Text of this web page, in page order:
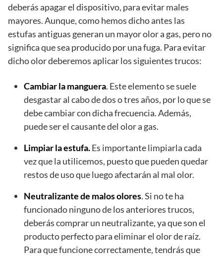
deberás apagar el dispositivo, para evitar males
mayores. Aunque, como hemos dicho antes las
estufas antiguas generan un mayor olor a gas, pero no
significa que sea producido por una fuga. Para evitar
dicho olor deberemos aplicar los siguientes trucos:
Cambiar la manguera. Este elemento se suele
desgastar al cabo de dos o tres años, por lo que se
debe cambiar con dicha frecuencia. Además,
puede ser el causante del olor a gas.
Limpiar la estufa.Es importante limpiarla cada
vez que la utilicemos, puesto que pueden quedar
restos de uso que luego afectarán al mal olor.
Neutralizante de malos olores. Si no te ha
funcionado ninguno de los anteriores trucos,
deberás comprar un neutralizante, ya que son el
producto perfecto para eliminar el olor de raíz.
Para que funcione correctamente, tendrás que